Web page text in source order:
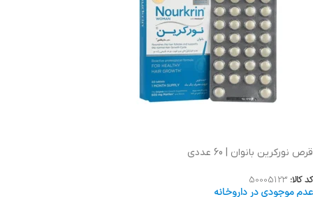
قرص نورکرین بانوان | 60 عددی
کد کالا: 50005123
عدم موجودی در داروخانه